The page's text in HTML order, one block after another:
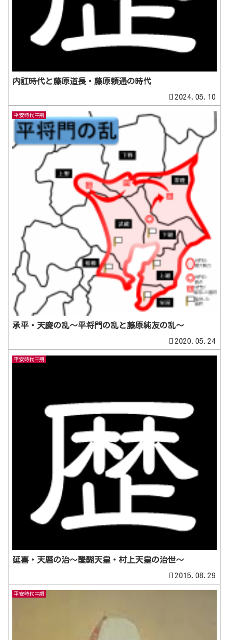
内訌時代と藤原道長・藤原頼通の時代
2024.05.10
平安時代中期
承平・天慶の乱〜平将門の乱と藤原純友の乱〜
2020.05.24
平安時代中期
延喜・天暦の治～醍醐天皇・村上天皇の治世～
2015.08.29
平安時代中期